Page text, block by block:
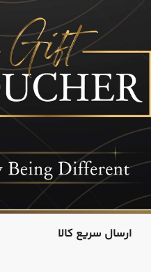
ارسال سریع کالا